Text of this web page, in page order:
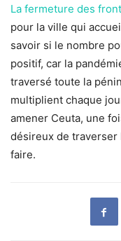
La fermeture des
pour la ville qui
savoir si le nombre
positif, car la
traversé toute la
multiplient chaque
amener Ceuta, une
désireux de traverser
faire.